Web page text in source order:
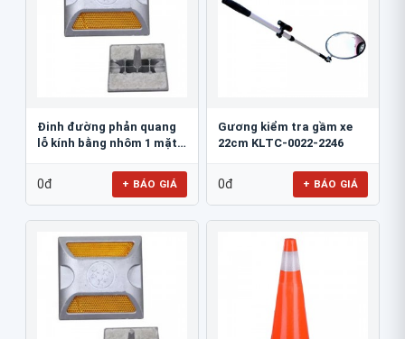
Đinh đường phản quang
lỗ kính bằng nhôm 1 mặt
0đ + BÁO GIÁ
Gương kiểm tra gầm xe
22cm KLTC-0022-2246
0đ + BÁO GIÁ